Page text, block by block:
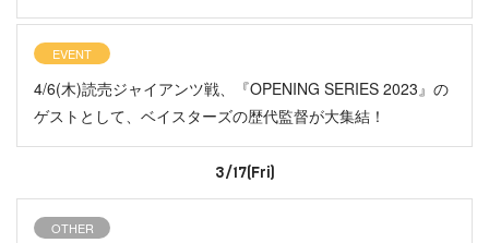
EVENT
4/6(木)読売ジャイアンツ戦、『OPENING SERIES 2023』の
ゲストとして、ベイスターズの歴代監督が大集結！
3/17(Fri)
OTHER